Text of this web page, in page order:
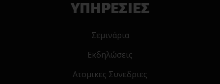
ΥΠΗΡΕΣΙΕΣ
Σεμινάρια
Εκδηλώσεις
Ατομικες Συνεδριες